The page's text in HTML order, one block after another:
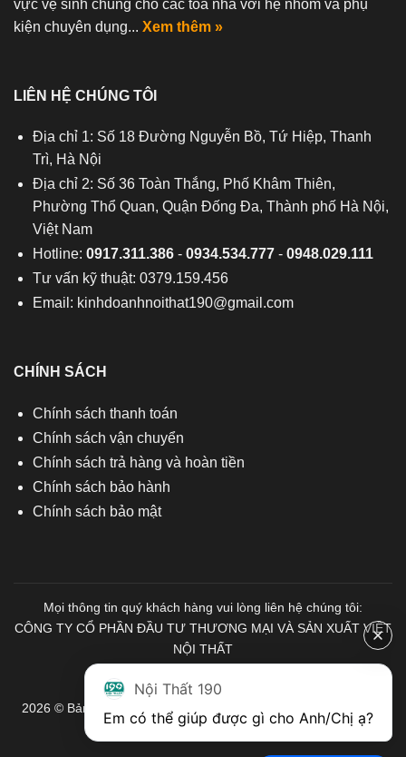
vực vệ sinh chung cho các toà nhà với hệ nhôm và phụ
kiện chuyên dụng... Xem thêm »
LIÊN HỆ CHÚNG TÔI
Địa chỉ 1: Số 18 Đường Nguyễn Bồ, Tứ Hiệp, Thanh
Trì, Hà Nội
Địa chỉ 2: Số 36 Toàn Thắng, Phố Khâm Thiên,
Phường Thổ Quan, Quận Đống Đa, Thành phố Hà Nội,
Việt Nam
Hotline: 0917.311.386- 0934.534.777- 0948.029.111
Tư vấn kỹ thuật: 0379.159.456
Email: kinhdoanhnoithat190@gmail.com
CHÍNH SÁCH
Chính sách thanh toán
Chính sách vận chuyển
Chính sách trả hàng và hoàn tiền
Chính sách bảo hành
Chính sách bảo mật
Mọi thông tin quý khách hàng vui lòng liên hệ chúng tôi:
CÔNG TY CỔ PHẦN ĐẦU TƯ THƯƠNG MẠI VÀ SẢN XUẤT VIỆT
NỘI THẤT
2026 © Bản quyền thuộc về Nội Thất 190. Mọi quyền được bảo
lưu.
Nội Thất 190